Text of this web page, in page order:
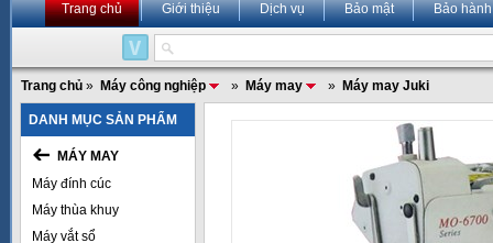
Trang chủ Giới thiệu Dịch vụ Bảo mật Bảo hành
Trang chủ » Máy công nghiệp » Máy may » Máy may Juki
DANH MỤC SẢN PHẨM
MÁY MAY
Máy đính cúc
Máy thùa khuy
Máy vắt sổ